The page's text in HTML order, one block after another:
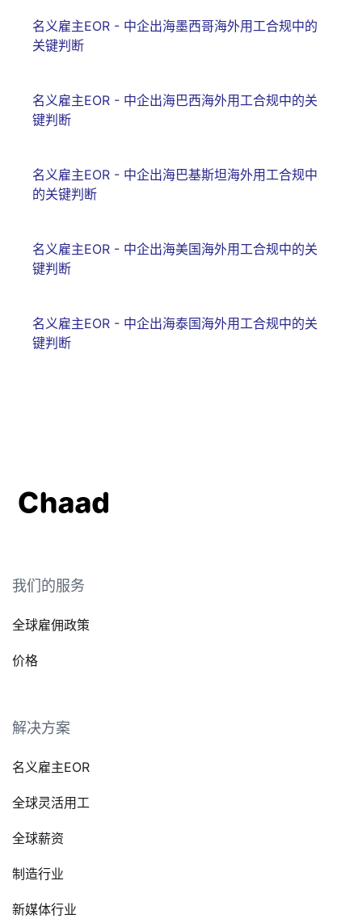
名义雇主EOR - 中企出海墨西哥海外用工合规中的
关键判断
名义雇主EOR - 中企出海巴西海外用工合规中的关
键判断
名义雇主EOR - 中企出海巴基斯坦海外用工合规中
的关键判断
名义雇主EOR - 中企出海美国海外用工合规中的关
键判断
名义雇主EOR - 中企出海泰国海外用工合规中的关
键判断
我们的服务
全球雇佣政策
价格
解决方案
名义雇主EOR
全球灵活用工
全球薪资
制造行业
新媒体行业